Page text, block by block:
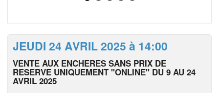
JEUDI 24 AVRIL 2025 à 14:00
VENTE AUX ENCHERES SANS PRIX DE
RESERVE UNIQUEMENT "ONLINE" DU 9 AU 24
AVRIL 2025